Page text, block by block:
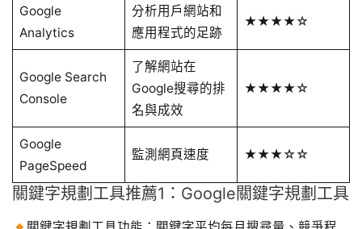
Google
Analytics
分析用戶網站和
應用程式的足跡
★★★★☆
Google Search
Console
了解網站在
Google搜尋的排
名與成效
★★★★☆
Google
PageSpeed
監測網頁速度 ★★★☆☆
關鍵字規劃工具推薦1：Google關鍵字規劃工具